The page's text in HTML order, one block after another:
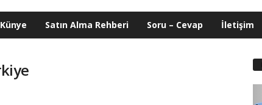
Künye Satın Alma Rehberi Soru – Cevap İletişim